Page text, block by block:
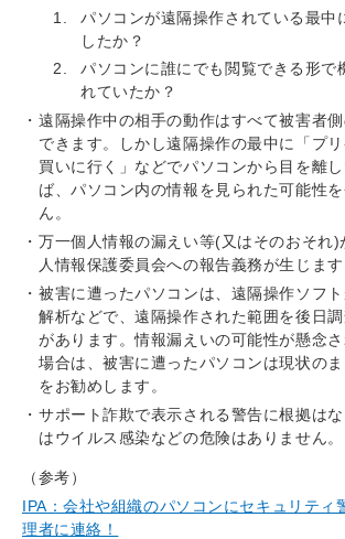
パソコンが遠隔操作されている最中
したか？
パソコンに誰にでも閲覧できる形で
れていたか？
遠隔操作中の相手の動作はすべて被害者
できます。しかし遠隔操作の最中に「プ
買いに行く」などでパソコンから目を離
ば、パソコン内の情報を見られた可能性
ん。
万一個人情報の漏えい等(又はそのおそれ)
人情報保護委員会への報告義務が生じます
被害に遭ったパソコンは、遠隔操作ソフ
解析などで、遠隔操作された範囲を後日
があります。情報漏えいの可能性が懸念
場合は、被害に遭ったパソコンは現状の
をお勧めします。
サポート詐欺で表示される警告に根拠は
はウイルス感染などの危険はありません。
（参考）
IPA：会社や組織のパソコンにセキュリティ
理者に連絡！